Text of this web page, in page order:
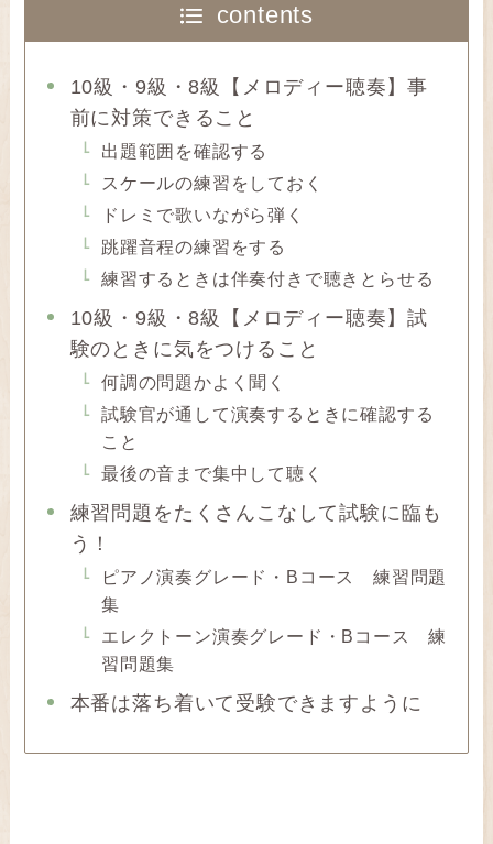
contents
10級・9級・8級【メロディー聴奏】事
前に対策できること
出題範囲を確認する
スケールの練習をしておく
ドレミで歌いながら弾く
跳躍音程の練習をする
練習するときは伴奏付きで聴きとらせる
10級・9級・8級【メロディー聴奏】試
験のときに気をつけること
何調の問題かよく聞く
試験官が通して演奏するときに確認する
こと
最後の音まで集中して聴く
練習問題をたくさんこなして試験に臨も
う！
ピアノ演奏グレード・Bコース 練習問題
集
エレクトーン演奏グレード・Bコース 練
習問題集
本番は落ち着いて受験できますように